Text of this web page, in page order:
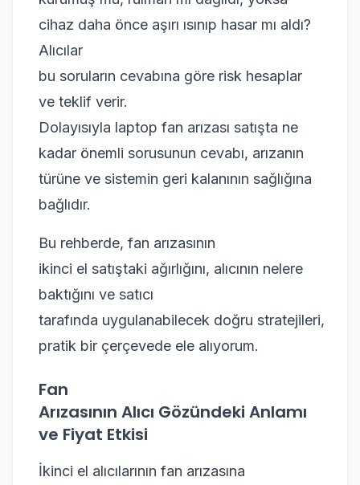
cihaz daha önce aşırı ısınıp hasar mı aldı?
Alıcılar
bu soruların cevabına göre risk hesaplar
ve teklif verir.
Dolayısıyla laptop fan arızası satışta ne
kadar önemli sorusunun cevabı, arızanın
türüne ve sistemin geri kalanının sağlığına
bağlıdır.
Bu rehberde, fan arızasının
ikinci el satıştaki ağırlığını, alıcının nelere
baktığını ve satıcı
tarafında uygulanabilecek doğru stratejileri,
pratik bir çerçevede ele alıyorum.
Fan
Arızasının Alıcı Gözündeki Anlamı
ve Fiyat Etkisi
İkinci el alıcılarının fan arızasına